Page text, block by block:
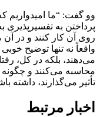
وو گفت: “ما امیدواریم
پرداختن به تفسیرپذیری
روی آن کار کنند و در
واقعاً نه تنها توضیح
می‌دهند، بلکه در کل،
محاسبه می‌کنند و
تأثیر می‌گذارند، داشته
اخبار مرتبط